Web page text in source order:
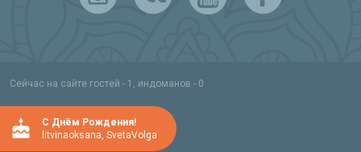
Сейчас на сайте гостей - 1, индоманов - 0
C Днём Рождения!
litvinaoksana, SvetaVolga